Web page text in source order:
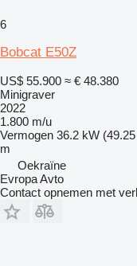
6
Bobcat E50Z
US$ 55.900 ≈ € 48.380
Minigraver
2022
1.800 m/u
Vermogen 36.2 kW
m
Oekraïne
Evropa Avto
Contact opnemen met